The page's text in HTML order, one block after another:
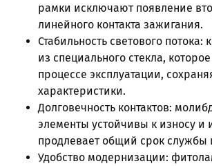
рамки исключают появление
линейного контакта зажигания.
Стабильность светового потока:
из специального стекла,
процессе эксплуатации,
характеристики.
Долговечность контактов:
элементы устойчивы к износу и
продлевает общий срок службы
Удобство модернизации: